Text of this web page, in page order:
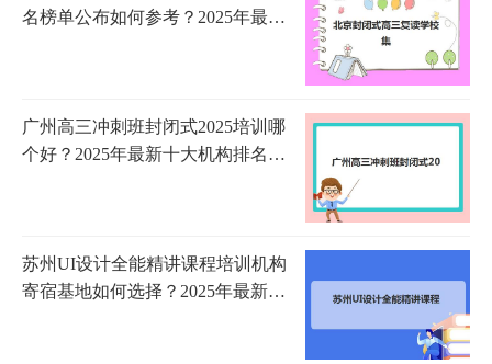
名榜单公布如何参考？2025年最新
广州高三冲刺班封闭式2025培训哪
个好？2025年最新十大机构排名、
苏州UI设计全能精讲课程培训机构
寄宿基地如何选择？2025年最新排